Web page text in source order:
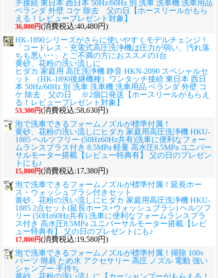
チ接続 東日本 西日本 50Hz/60Hz 別 洗車 洗車機 洗車用品
ベランダ 外壁 コケ 除去 父の日【ホースリールがもら
える！レビュープレゼント対象】
36,800円(消費税込:40,480円)
HK-1890シリーズがさらに使いやすくモデルチェンジ！
「コードレス・充電式高圧洗浄機は圧力が弱い、汚れ落
ちも悪い‥」とご不満の方におススメの1台
黄砂、花粉の洗い流しに
ヒダカ 家庭用 高圧洗浄機 静音 HKN-2090 スペシャルセ
ット （HK-1890後継機種）ワンタッチ接続 東日本 西日
本 50Hz/60Hz 別 洗車 洗車機 洗車用品 ベランダ 外壁 コ
ケ 除去 父の日 ※2個口発送【ホースリールがもらえ
る！レビュープレゼント対象】
53,300円(消費税込:58,630円)
泡で洗車できるフォームノズルが標準付属！
黄砂、花粉の洗い流しに ヒダカ 家庭用高圧洗浄機 HKU-
1885 ヘルツフリー (50Hz60Hz共有)洗車に便利なフォー
ムランスプラス付き 8.5MPa 軽量 高水圧8.5MPa ユニバー
サルモーター搭載【レビュー特典有】 父の日のプレゼン
トにも♪
15,800円(消費税込:17,380円)
泡で洗車できるフォームノズルが標準付属！延長ホー
ス・ウォッシュブラシ付きセット
黄砂、花粉の洗い流しに ヒダカ 家庭用高圧洗浄機 HKU-
1885 2点セット(延長ホース+ウォッシュブラシ) ヘルツフ
リー (50Hz60Hz共有) 洗車に便利なフォームランスプラ
ス付き 高水圧8.5MPa ユニバーサルモーター搭載【レビ
ュー特典有】 父の日のプレゼントにも♪
17,800円(消費税込:19,580円)
泡で洗車できるフォームノズルが標準付属！掃除 100v
パーツ 簡易 ため水 アクセサリー 高圧 ノズル 電動 強い
シャンプー 手持ち